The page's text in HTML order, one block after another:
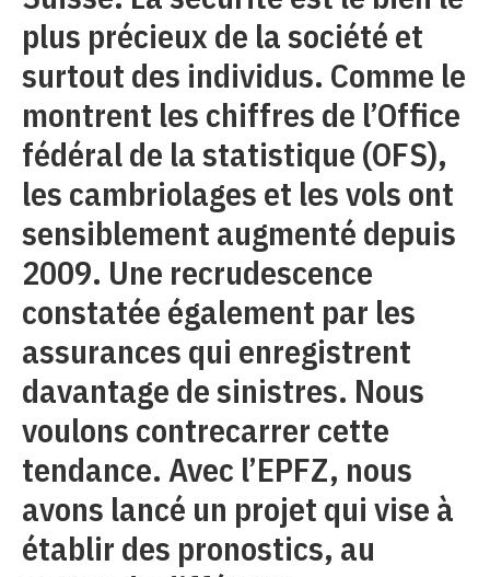
plus précieux de la société et
surtout des individus. Comme le
montrent les chiffres de l’Office
fédéral de la statistique (OFS),
les cambriolages et les vols ont
sensiblement augmenté depuis
2009. Une recrudescence
constatée également par les
assurances qui enregistrent
davantage de sinistres. Nous
voulons contrecarrer cette
tendance. Avec l’EPFZ, nous
avons lancé un projet qui vise à
établir des pronostics, au